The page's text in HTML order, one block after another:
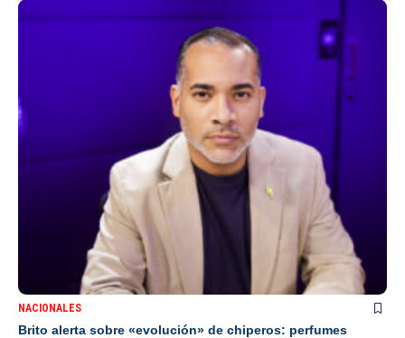
NACIONALES
Brito alerta sobre «evolución» de chiperos: perfumes